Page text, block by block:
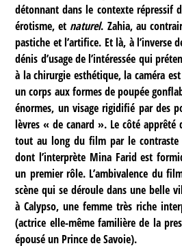
détonnant dans le contexte répressif
érotisme, et naturel. Zahia, au
pastiche et l’artifice. Et là, à l’inverse
dénis d’usage de l’intéressée qui
à la chirurgie esthétique, la caméra
un corps aux formes de poupée
énormes, un visage rigidifié par des
lèvres « de canard ». Le côté apprêté
tout au long du film par le contraste
dont l’interprète Mina Farid est
un premier rôle. L’ambivalence du
scène qui se déroule dans une belle
à Calypso, une femme très riche
(actrice elle-même familière de la
épousé un Prince de Savoie).